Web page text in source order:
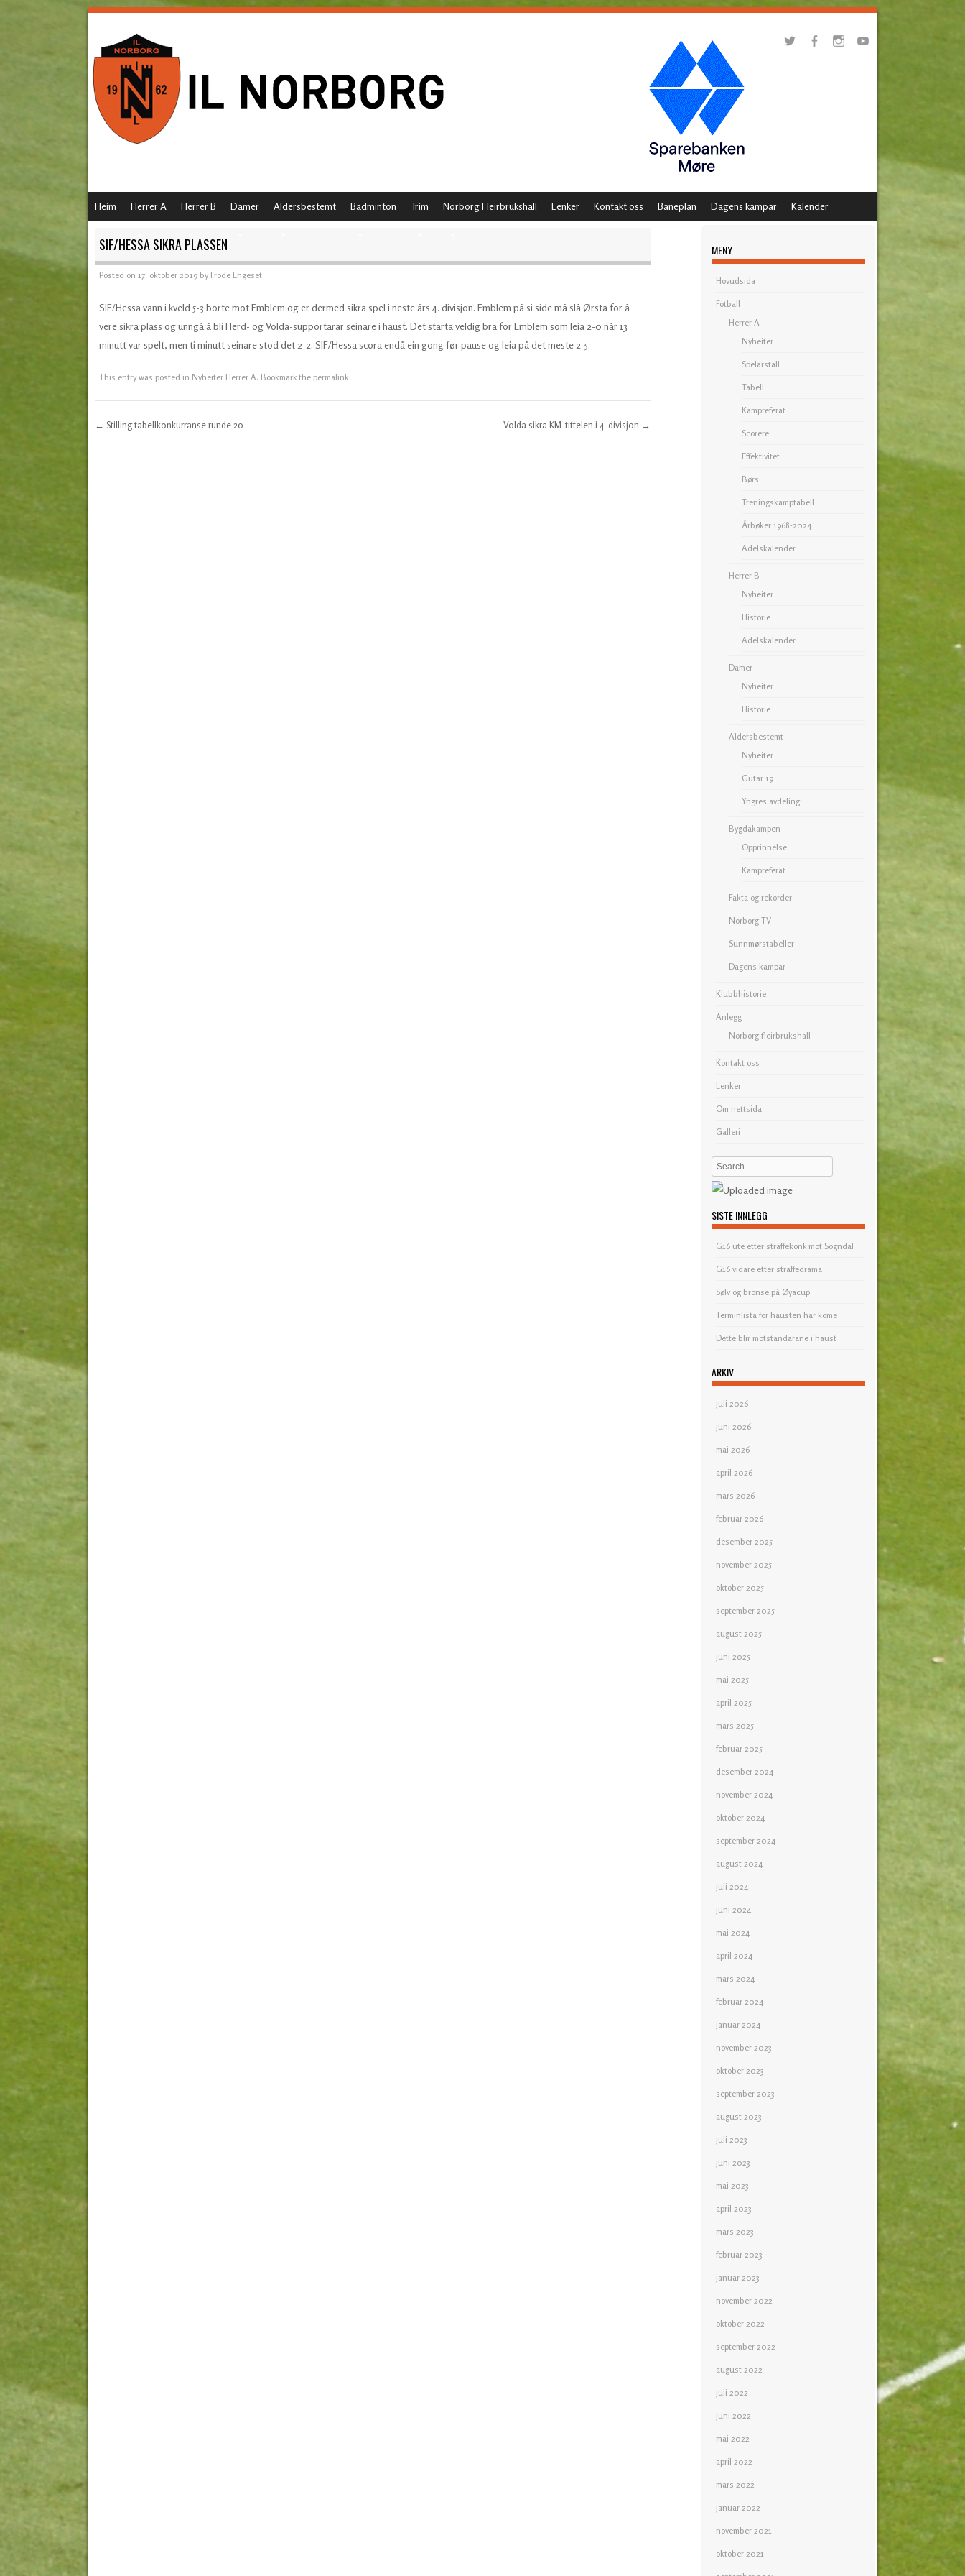
MENU
SKIP TO CONTENT
Heim Herrer A Herrer B Damer Aldersbestemt Badminton Trim Norborg Fleirbrukshall Lenker Kontakt oss Baneplan Dagens kampar Kalender
SIF/HESSA SIKRA PLASSEN
Posted on 17. oktober 2019by Frode Engeset
SIF/Hessa vann i kveld 5-3 borte mot Emblem og er dermed sikra spel i neste års 4. divisjon. Emblem på si side må slå Ørsta for å
vere sikra plass og unngå å bli Herd- og Volda-supportarar seinare i haust. Det starta veldig bra for Emblem som leia 2-0 når 13
minutt var spelt, men ti minutt seinare stod det 2-2. SIF/Hessa scora endå ein gong før pause og leia på det meste 2-5.
This entry was posted in Nyheiter Herrer A. Bookmark the permalink.
← Stilling tabellkonkurranse runde 20 Volda sikra KM-tittelen i 4. divisjon →
MENY
Hovudsida
Fotball
Herrer A
Nyheiter
Spelarstall
Tabell
Kampreferat
Scorere
Effektivitet
Børs
Treningskamptabell
Årbøker 1968-2024
Adelskalender
Herrer B
Nyheiter
Historie
Adelskalender
Damer
Nyheiter
Historie
Aldersbestemt
Nyheiter
Gutar 19
Yngres avdeling
Bygdakampen
Opprinnelse
Kampreferat
Fakta og rekorder
Norborg TV
Sunnmørstabeller
Dagens kampar
Klubbhistorie
Anlegg
Norborg fleirbrukshall
Kontakt oss
Lenker
Om nettsida
Galleri
Search
SISTE INNLEGG
G16 ute etter straffekonk mot Sogndal
G16 vidare etter straffedrama
Sølv og bronse på Øyacup
Terminlista for hausten har kome
Dette blir motstandarane i haust
ARKIV
juli 2026
juni 2026
mai 2026
april 2026
mars 2026
februar 2026
desember 2025
november 2025
oktober 2025
september 2025
august 2025
juni 2025
mai 2025
april 2025
mars 2025
februar 2025
desember 2024
november 2024
oktober 2024
september 2024
august 2024
juli 2024
juni 2024
mai 2024
april 2024
mars 2024
februar 2024
januar 2024
november 2023
oktober 2023
september 2023
august 2023
juli 2023
juni 2023
mai 2023
april 2023
mars 2023
februar 2023
januar 2023
november 2022
oktober 2022
september 2022
august 2022
juli 2022
juni 2022
mai 2022
april 2022
mars 2022
januar 2022
november 2021
oktober 2021